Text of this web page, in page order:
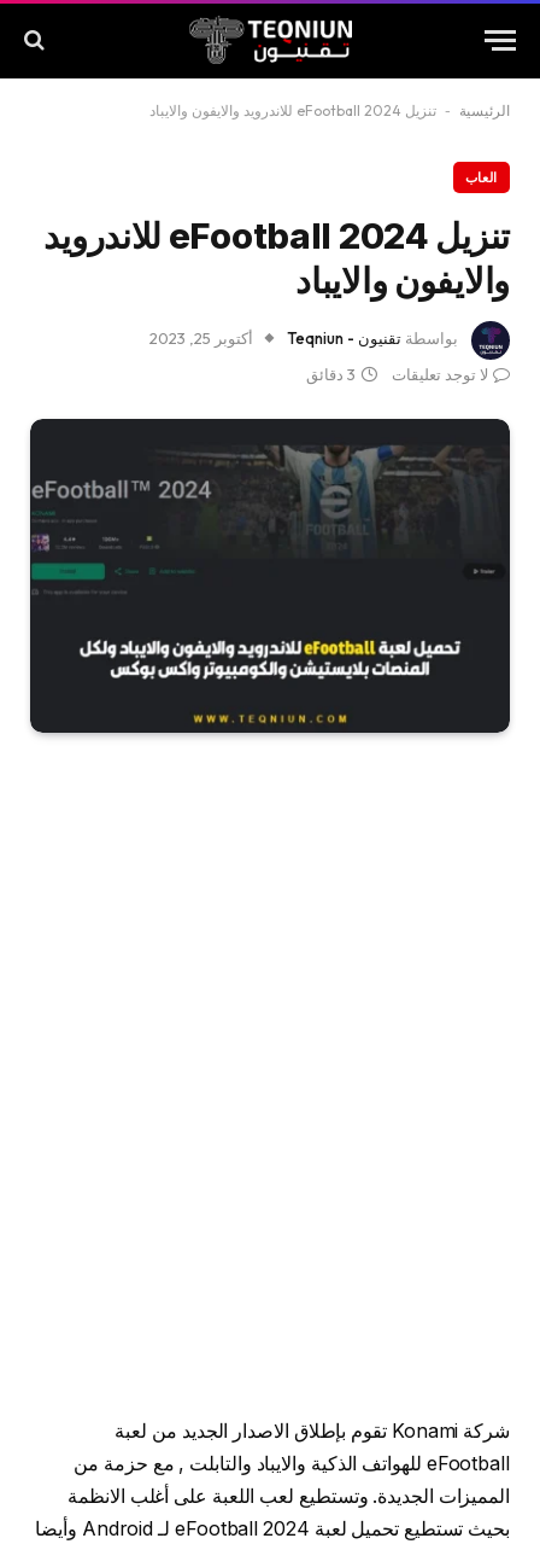
الرئيسية - تنزيل eFootball 2024 للاندرويد والايفون والايباد
العاب
تنزيل eFootball 2024 للاندرويد
والايفون والايباد
بواسطة تقنيون - Teqniun
أكتوبر 25, 2023
لا توجد تعليقات
3 دقائق
شركة Konami تقوم بإطلاق الاصدار الجديد من لعبة
eFootball للهواتف الذكية والايباد والتابلت , مع حزمة من
المميزات الجديدة. وتستطيع لعب اللعبة على أغلب الانظمة
بحيث تستطيع تحميل لعبة eFootball 2024 لـ Android وأيضا